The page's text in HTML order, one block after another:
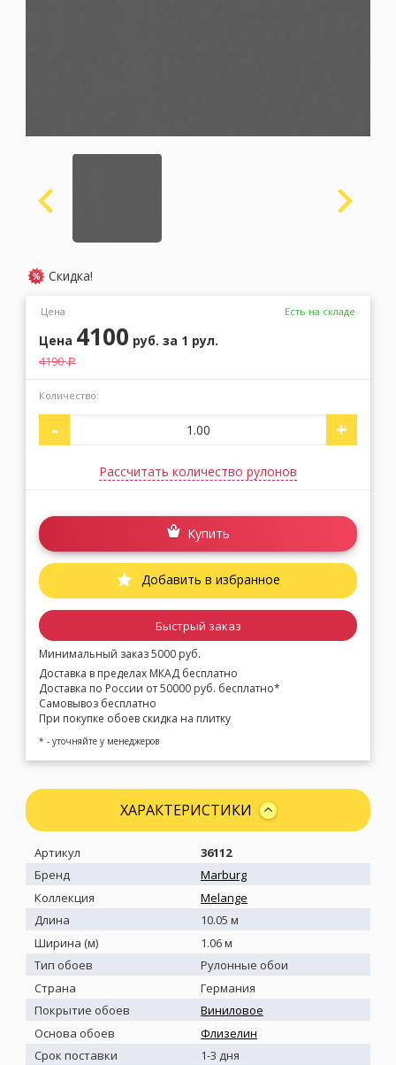
Скидка!
Цена Есть на складе
Цена 4100 руб. за 1 рул.
4190a
Количество:
- +
Рассчитать количество рулонов
Купить
Добавить в избранное
Быстрый заказ
Минимальный заказ 5000 руб.
Доставка в пределах МКАД бесплатно
Доставка по России от 50000 руб. бесплатно*
Самовывоз бесплатно
При покупке обоев скидка на плитку
* - уточняйте у менеджеров
ХАРАКТЕРИСТИКИ
Артикул
36112
Бренд
Marburg
Коллекция
Melange
Длина
10.05 м
Ширина (м)
1.06 м
Тип обоев
Рулонные обои
Страна
Германия
Покрытие обоев
Виниловое
Основа обоев
Флизелин
Срок поставки
1-3 дня